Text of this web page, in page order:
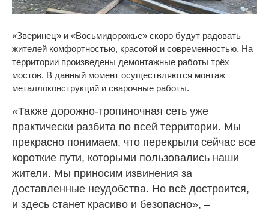
«Зверинец» и «Восьмидорожье» скоро будут радовать
жителей комфортностью, красотой и современностью. На
территории произведены демонтажные работы трёх
мостов. В данный момент осуществляются монтаж
металлоконструкций и сварочные работы.
«Также дорожно-тропиночная сеть уже
практически разбита по всей территории. Мы
прекрасно понимаем, что перекрыли сейчас все
короткие пути, которыми пользовались наши
жители. Мы приносим извинения за
доставленные неудобства. Но всё достроится,
и здесь станет красиво и безопасно», –